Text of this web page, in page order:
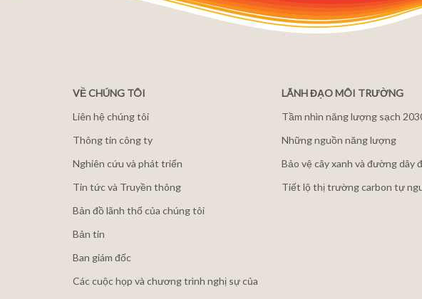
VỀ CHÚNG TÔI
Liên hệ chúng tôi
Thông tin công ty
Nghiên cứu và phát triển
Tin tức và Truyền thông
Bản đồ lãnh thổ của chúng tôi
Bản tin
Ban giám đốc
Các cuộc họp và chương trình nghị sự của
LÃNH ĐẠO MÔI TRƯỜNG
Tầm nhìn năng lượng sạch
Những nguồn năng lượng
Bảo vệ cây xanh và đường dây
Tiết lộ thị trường carbon tự